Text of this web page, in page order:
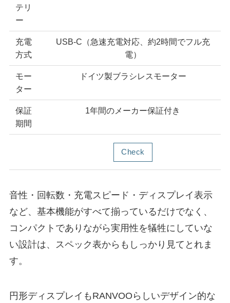
テリ
ー
充電
方式
USB-C（急速充電対応、約2時間でフル充
電）
モー
ター
ドイツ製ブラシレスモーター
保証
期間
1年間のメーカー保証付き
Check
音性・回転数・充電スピード・ディスプレイ表示
など、基本機能がすべて揃っているだけでなく、
コンパクトでありながら実用性を犠牲にしていな
い設計は、スペック表からもしっかり見てとれま
す。
円形ディスプレイもRANVOOらしいデザイン的な